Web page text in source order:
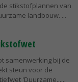
stikstofplannen van
landbouw.
samenwerking bij de
steun voor de
'Duurzame...